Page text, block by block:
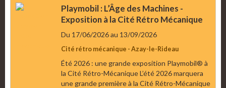
Playmobil : L’Âge des Machines -
Exposition à la Cité Rétro Mécanique
Du 17/06/2026au 13/09/2026
Cité rétro mécanique - Azay-le-Rideau
Été 2026 : une grande exposition Playmobil® à
la Cité Rétro-Mécanique L’été 2026 marquera
une grande première à la Cité Rétro-Mécanique